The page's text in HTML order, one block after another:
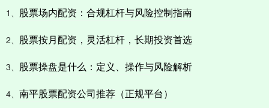
1、 股票场内配资：合规杠杆与风险控制指南
2、 股票按月配资，灵活杠杆，长期投资首选
3、 股票操盘是什么：定义、操作与风险解析
4、 南平股票配资公司推荐（正规平台）